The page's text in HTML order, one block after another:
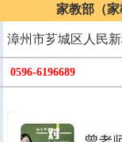
家教部（
漳州市芗城区人民
0596-6196689